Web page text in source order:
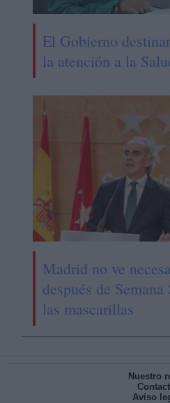
El Gobierno
la atención a la
Madrid no ve
después de
las mascarillas
Nuestro
Aviso